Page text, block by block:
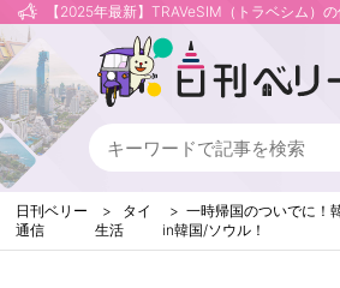
【2025年最新】TRAVeSIM（トラベシム）
日刊ベリー
通信
タイ
生活
一時帰国のついでに！
in韓国/ソウル！